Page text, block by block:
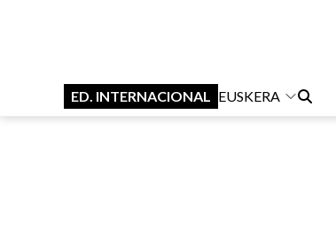
ED. INTERNACIONAL EUSKERA